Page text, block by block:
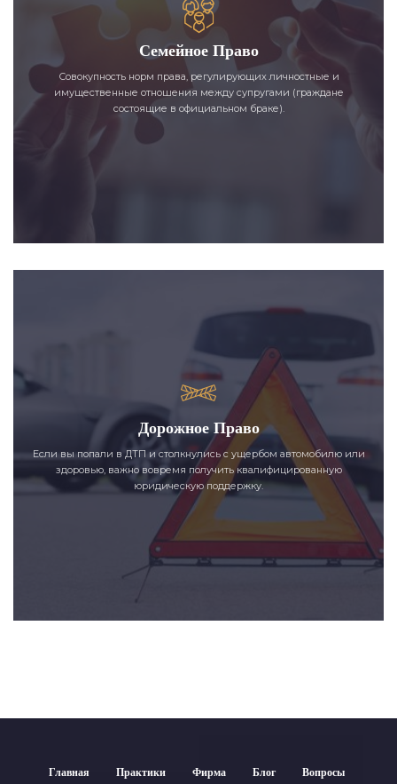
Семейное Право
Совокупность норм права, регулирующих личностные и
имущественные отношения между супругами (граждане
состоящие в официальном браке).
Дорожное Право
Если вы попали в ДТП и столкнулись с ущербом автомобилю или
здоровью, важно вовремя получить квалифицированную
юридическую поддержку.
Главная Практики Фирма Блог
Вопросы